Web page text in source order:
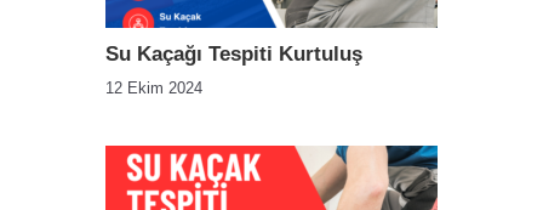
Su Kaçağı Tespiti Kurtuluş
12 Ekim 2024